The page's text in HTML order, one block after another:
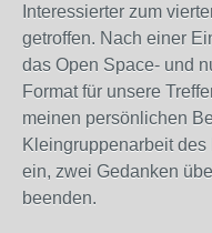
Interessierter zum
getroffen. Nach einer
das Open Space- und
Format für unsere
meinen persönlichen
Kleingruppenarbeit
ein, zwei Gedanken
beenden.